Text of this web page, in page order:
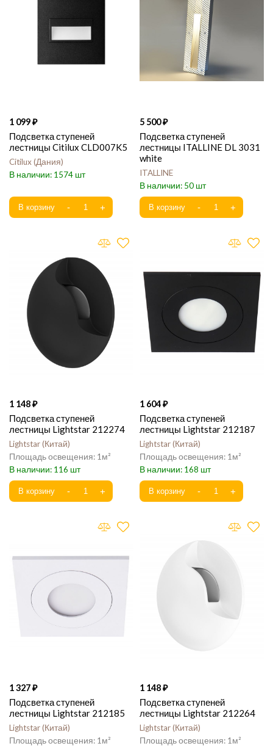
1 099
Подсветка ступеней
лестницы Citilux CLD007K5
Citilux Дания
1574
5 500
Подсветка ступеней
лестницы ITALLINE DL 3031
white
ITALLINE
50
1 148
Подсветка ступеней
лестницы Lightstar 212274
Lightstar Китай
1
116
1 604
Подсветка ступеней
лестницы Lightstar 212187
Lightstar Китай
1
168
1 327
Подсветка ступеней
лестницы Lightstar 212185
Lightstar Китай
1
1 148
Подсветка ступеней
лестницы Lightstar 212264
Lightstar Китай
1